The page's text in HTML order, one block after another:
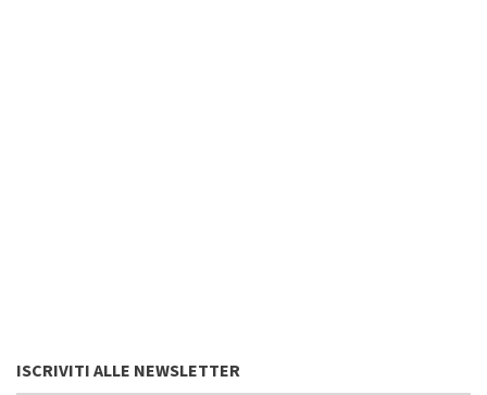
ISCRIVITI ALLE NEWSLETTER